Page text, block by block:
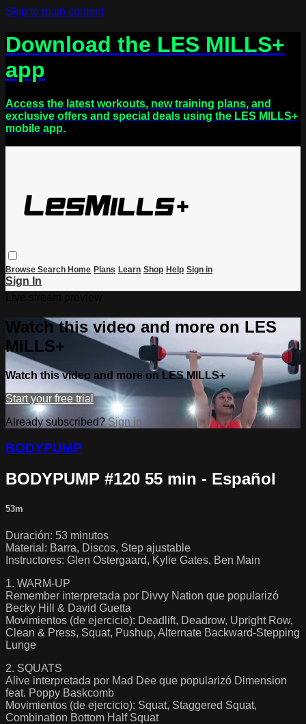
Skip to main content
Download the LES MILLS+
app
Access the latest workouts, new training plans, and
exclusive offers and special deals using the LES MILLS+
mobile app.
Browse Search Home Plans Learn Shop Help Sign in
Sign In
Watch this video and more on LES
MILLS+
Watch this video and more on LES MILLS+
Start your free trial
Already subscribed?Sign in
BODYPUMP
BODYPUMP #120 55 min - Español
53m
Duración: 53 minutos
Material: Barra, Discos, Step ajustable
Instructores: Glen Ostergaard, Kylie Gates, Ben Main
1. WARM-UP
Remember interpretada por Divvy Nation que popularizó
Becky Hill & David Guetta
Movimientos (de ejercicio): Deadlift, Deadrow, Upright Row,
Clean & Press, Squat, Pushup, Alternate Backward-Stepping
Lunge
2. SQUATS
Alive interpretada por Mad Dee que popularizó Dimension
feat. Poppy Baskcomb
Movimientos (de ejercicio): Squat, Staggered Squat,
Combination Bottom Half Squat